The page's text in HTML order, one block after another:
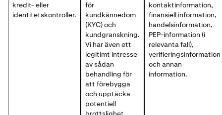
kredit- eller
identitetskontroller.
för
kundkännedom
(KYC) och
kundgranskning.
Vi har även ett
legitimt intresse
av sådan
behandling för
att förebygga
och upptäcka
potentiell
kontaktinformation,
finansiell information,
handelsinformation,
PEP-information (i
relevanta fall),
verifieringsinformation
och annan
information.